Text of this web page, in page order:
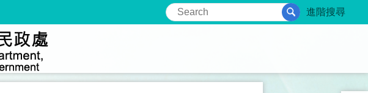
進階搜尋